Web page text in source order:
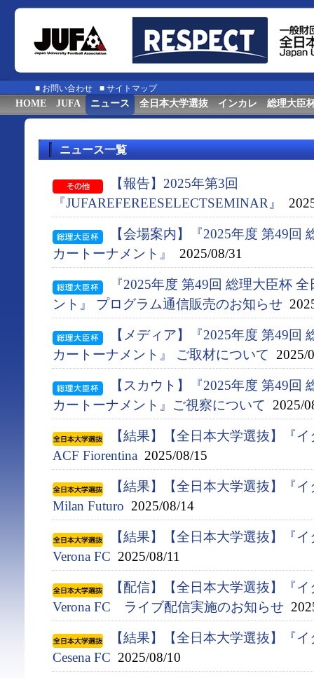
■ お問い合わせ ■ サイトマップ
HOME JUFA ニュース 全日本大学選抜 インカレ 総理大臣
ニュース一覧
【報告】2025年第3回
『JUFAREFEREESELECTSEMINAR』
【会場案内】『2025年度 第49回
カートーナメント』
2025/08/31
『2025年度 第49回 総理大臣杯
ント』 プログラム通信販売のお知らせ
【メディア】『2025年度 第49回
カートーナメント』 ご取材について 2025/
【スカウト】『2025年度 第49回
カートーナメント』ご視察について 2025/
【結果】【全日本大学選抜】『
ACF Fiorentina 2025/08/15
【結果】【全日本大学選抜】『
Milan Futuro 2025/08/14
【結果】【全日本大学選抜】『
Verona FC 2025/08/11
【配信】【全日本大学選抜】『
Verona FC ライブ配信実施のお知らせ
【結果】【全日本大学選抜】『
Cesena FC 2025/08/10